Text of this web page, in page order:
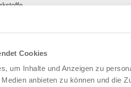
Cookies
um Inhalte und Anzeigen zu
anbieten zu können und die